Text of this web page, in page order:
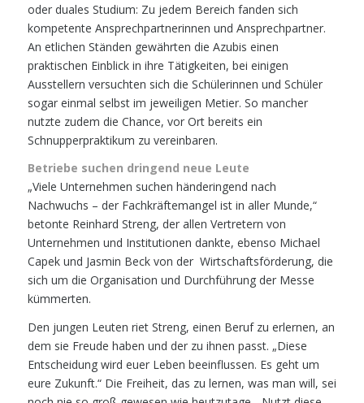
oder duales Studium: Zu jedem Bereich fanden sich
kompetente Ansprechpartnerinnen und Ansprechpartner.
An etlichen Ständen gewährten die Azubis einen
praktischen Einblick in ihre Tätigkeiten, bei einigen
Ausstellern versuchten sich die Schülerinnen und Schüler
sogar einmal selbst im jeweiligen Metier. So mancher
nutzte zudem die Chance, vor Ort bereits ein
Schnupperpraktikum zu vereinbaren.
Betriebe suchen dringend neue Leute
„Viele Unternehmen suchen händeringend nach
Nachwuchs – der Fachkräftemangel ist in aller Munde,“
betonte Reinhard Streng, der allen Vertretern von
Unternehmen und Institutionen dankte, ebenso Michael
Capek und Jasmin Beck von der Wirtschaftsförderung, die
sich um die Organisation und Durchführung der Messe
kümmerten.
Den jungen Leuten riet Streng, einen Beruf zu erlernen, an
dem sie Freude haben und der zu ihnen passt. „Diese
Entscheidung wird euer Leben beeinflussen. Es geht um
eure Zukunft.“ Die Freiheit, das zu lernen, was man will, sei